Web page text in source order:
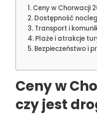
Ceny w Chorwacji
Dostępność
Transport i
Plaże i atrakcje
Bezpieczeństwo i
Ceny w
czy jest